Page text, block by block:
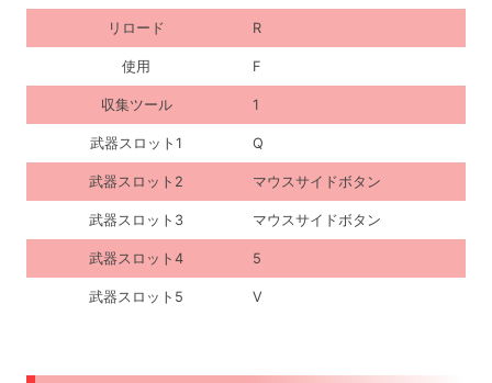
リロード R
使用 F
収集ツール 1
武器スロット1 Q
武器スロット2 マウスサイドボタン
武器スロット3 マウスサイドボタン
武器スロット4 5
武器スロット5 V